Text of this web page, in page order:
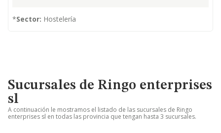
*Sector: Hostelería
Sucursales de Ringo enterprises
sl
A continuación le mostramos el listado de las sucursales de Ringo
enterprises sl en todas las provincia que tengan hasta 3 sucursales.